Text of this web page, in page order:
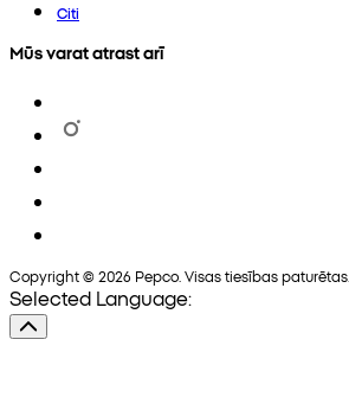
Citi
Mūs varat atrast arī
Copyright © 2026 Pepco. Visas tiesības paturētas.
Selected Language: